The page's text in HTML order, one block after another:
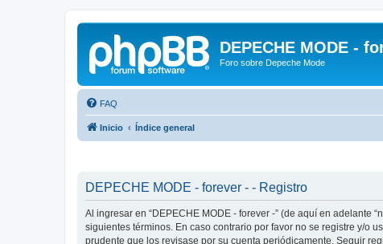
DEPECHE MODE -
Foro sobre Depeche Mode
FAQ
Inicio Índice general
DEPECHE MODE - forever - - Registro
Al ingresar en “DEPECHE MODE - forever -” (de aquí en adelante
siguientes términos. En caso contrario por favor no se registre y/o
prudente que los revisase por su cuenta periódicamente. Seguir